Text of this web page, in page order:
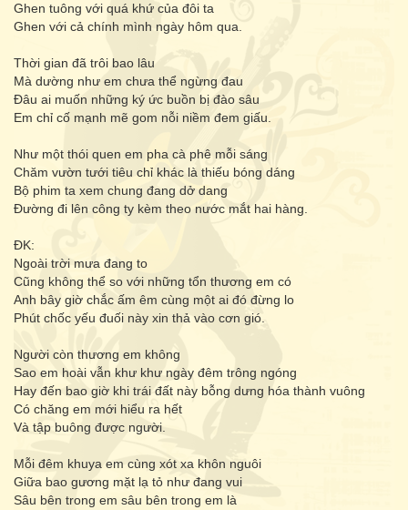
Ghen tuông với quá khứ của đôi ta
Ghen với cả chính mình ngày hôm qua.
Thời gian đã trôi bao lâu
Mà dường như em chưa thể ngừng đau
Đâu ai muốn những ký ức buồn bị đào sâu
Em chỉ cố mạnh mẽ gom nỗi niềm đem giấu.
Như một thói quen em pha cà phê mỗi sáng
Chăm vườn tưới tiêu chỉ khác là thiếu bóng dáng
Bộ phim ta xem chung đang dở dang
Đường đi lên công ty kèm theo nước mắt hai hàng.
ĐK:
Ngoài trời mưa đang to
Cũng không thể so với những tổn thương em có
Anh bây giờ chắc ấm êm cùng một ai đó đừng lo
Phút chốc yếu đuối này xin thả vào cơn gió.
Người còn thương em không
Sao em hoài vẫn khư khư ngày đêm trông ngóng
Hay đến bao giờ khi trái đất này bỗng dưng hóa thành vuông
Có chăng em mới hiểu ra hết
Và tập buông được người.
Mỗi đêm khuya em cùng xót xa khôn nguôi
Giữa bao gương mặt lạ tỏ như đang vui
Sâu bên trong em sâu bên trong em là